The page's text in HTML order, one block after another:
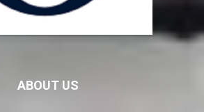
ABOUT US